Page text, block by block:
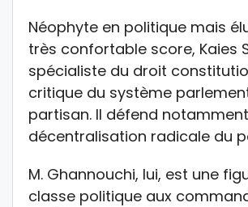
Néophyte en politique mais
très confortable score, Kaies
spécialiste du droit
critique du système
partisan. Il défend
décentralisation radicale du
M. Ghannouchi, lui, est une
classe politique aux